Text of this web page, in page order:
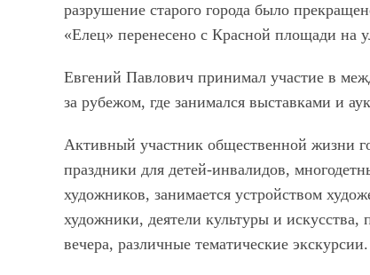
разрушение старого города было
«Елец» перенесено с Красной площади на
Евгений Павлович принимал участие в
за рубежом, где занимался выставками и
Активный участник общественной жизни
праздники для детей-инвалидов,
художников, занимается устройством
художники, деятели культуры и
вечера, различные тематические экскурсии.